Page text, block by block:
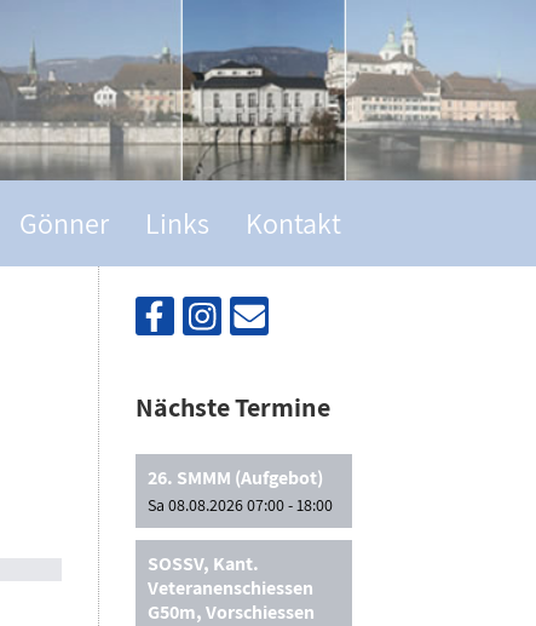
Gönner Links Kontakt
Nächste Termine
26. SMMM (Aufgebot)
Sa 08.08.2026 07:00 - 18:00
SOSSV, Kant.
Veteranenschiessen
G50m, Vorschiessen